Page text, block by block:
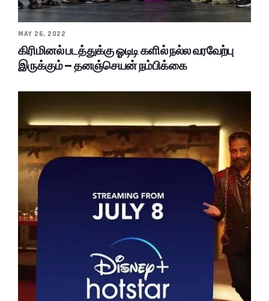
MAY 26, 2022
கிரிமினல் படத்துக்கு ஓடிடி களில் நல்ல வரவேற்பு
இருக்கும் – தனஞ்செயன் நம்பிக்கை